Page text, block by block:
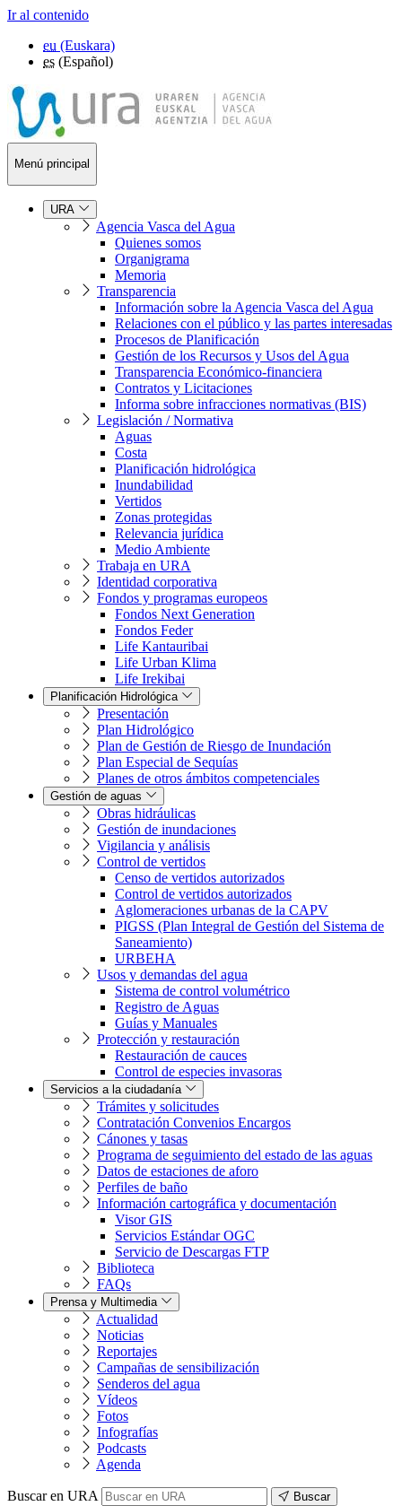
Ir al contenido
eu (Euskara)
es (Español)
Menú principal
URA
Agencia Vasca del Agua
Quienes somos
Organigrama
Memoria
Transparencia
Información sobre la Agencia Vasca del Agua
Relaciones con el público y las partes interesadas
Procesos de Planificación
Gestión de los Recursos y Usos del Agua
Transparencia Económico-financiera
Contratos y Licitaciones
Informa sobre infracciones normativas (BIS)
Legislación / Normativa
Aguas
Costa
Planificación hidrológica
Inundabilidad
Vertidos
Zonas protegidas
Relevancia jurídica
Medio Ambiente
Trabaja en URA
Identidad corporativa
Fondos y programas europeos
Fondos Next Generation
Fondos Feder
Life Kantauribai
Life Urban Klima
Life Irekibai
Planificación Hidrológica
Presentación
Plan Hidrológico
Plan de Gestión de Riesgo de Inundación
Plan Especial de Sequías
Planes de otros ámbitos competenciales
Gestión de aguas
Obras hidráulicas
Gestión de inundaciones
Vigilancia y análisis
Control de vertidos
Censo de vertidos autorizados
Control de vertidos autorizados
Aglomeraciones urbanas de la CAPV
PIGSS (Plan Integral de Gestión del Sistema de
Saneamiento)
URBEHA
Usos y demandas del agua
Sistema de control volumétrico
Registro de Aguas
Guías y Manuales
Protección y restauración
Restauración de cauces
Control de especies invasoras
Servicios a la ciudadanía
Trámites y solicitudes
Contratación Convenios Encargos
Cánones y tasas
Programa de seguimiento del estado de las aguas
Datos de estaciones de aforo
Perfiles de baño
Información cartográfica y documentación
Visor GIS
Servicios Estándar OGC
Servicio de Descargas FTP
Biblioteca
FAQs
Prensa y Multimedia
Actualidad
Noticias
Reportajes
Campañas de sensibilización
Senderos del agua
Vídeos
Fotos
Infografías
Podcasts
Agenda
Buscar en URA Buscar